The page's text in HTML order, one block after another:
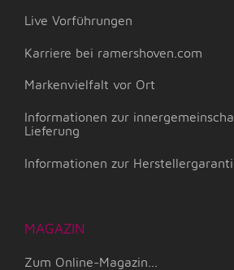
Live Vorführungen
Karriere bei ramershoven.com
Markenvielfalt vor Ort
Informationen zur
Lieferung
Informationen zur
MAGAZIN
Zum Online-Magazin...